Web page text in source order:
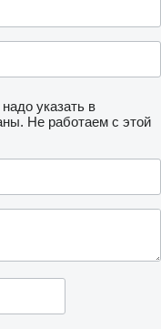
указать в
Не работаем с этой